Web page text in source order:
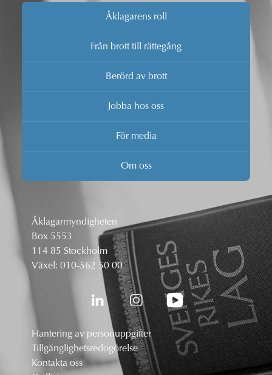
Åklagarens roll
Från brott till rättegång
Berörd av brott
Jobba hos oss
För media
Om oss
Åklagarmyndigheten
Box 5553
114 85 Stockholm
Växel: 010-562 50 00
Hantering av personuppgifter
Tillgänglighetsredogörelse
Kontakta oss